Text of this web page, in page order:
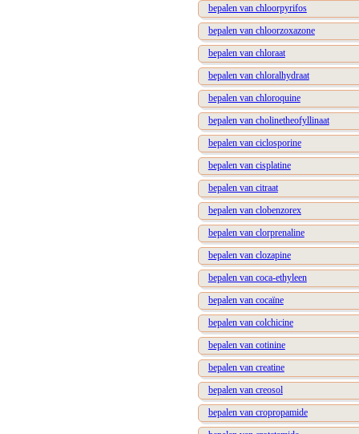
bepalen van chloorpyrifos
bepalen van chloorzoxazone
bepalen van chloraat
bepalen van chloralhydraat
bepalen van chloroquine
bepalen van cholinetheofyllinaat
bepalen van ciclosporine
bepalen van cisplatine
bepalen van citraat
bepalen van clobenzorex
bepalen van clorprenaline
bepalen van clozapine
bepalen van coca-ethyleen
bepalen van cocaïne
bepalen van colchicine
bepalen van cotinine
bepalen van creatine
bepalen van creosol
bepalen van cropropamide